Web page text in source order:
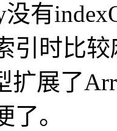
没有
引时比
扩展了
。